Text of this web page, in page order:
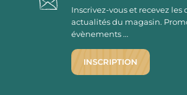
Inscrivez-vous et recevez les
actualités du magasin.
évènements ...
INSCRIPTION